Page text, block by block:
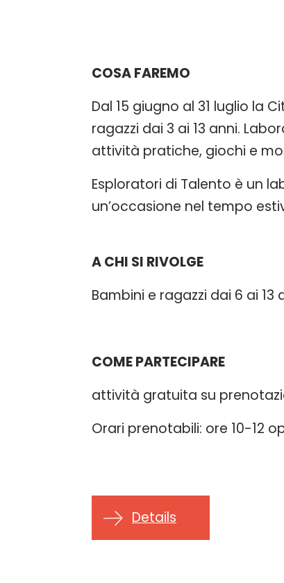
COSA FAREMO
Dal 15 giugno al 31 luglio la
ragazzi dai 3 ai 13 anni.
attività pratiche, giochi e
Esploratori di Talento è un
un’occasione nel tempo
A CHI SI RIVOLGE
Bambini e ragazzi dai 6 ai 13
COME PARTECIPARE
attività gratuita su
Orari prenotabili: ore 10-12
Details